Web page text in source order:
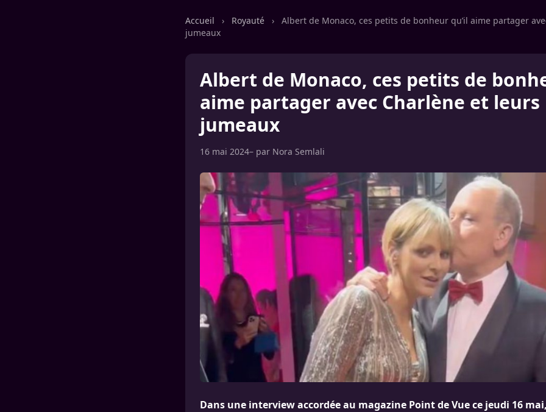
Accueil › Royauté ›
Albert de Monaco, ces petits de bonheur qu’il aime partager
jumeaux
Albert de Monaco, ces petits de
aime partager avec Charlène et leurs
jumeaux
16 mai 2024– par Nora Semlali
Dans une interview accordée au magazine Point de Vue ce jeudi 16